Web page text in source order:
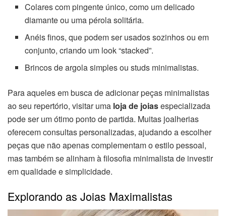
Colares com pingente único, como um delicado
diamante ou uma pérola solitária.
Anéis finos, que podem ser usados sozinhos ou em
conjunto, criando um look “stacked”.
Brincos de argola simples ou studs minimalistas.
Para aqueles em busca de adicionar peças minimalistas
ao seu repertório, visitar uma loja de joiasespecializada
pode ser um ótimo ponto de partida. Muitas joalherias
oferecem consultas personalizadas, ajudando a escolher
peças que não apenas complementam o estilo pessoal,
mas também se alinham à filosofia minimalista de investir
em qualidade e simplicidade.
Explorando as Joias Maximalistas